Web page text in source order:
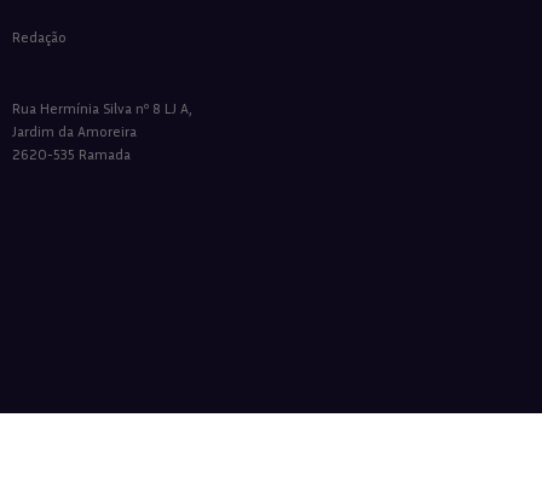
Redação
Rua Hermínia Silva nº 8 LJ A,
Jardim da Amoreira
2620-535 Ramada